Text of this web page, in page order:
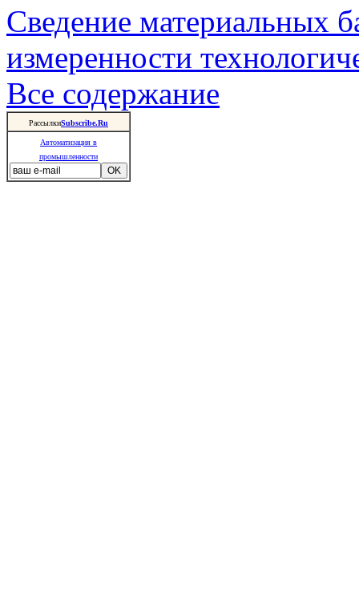
Сведение материальных
измеренности
Все содержание
РассылкиSubscribe.Ru
Автоматизация в
промышленности